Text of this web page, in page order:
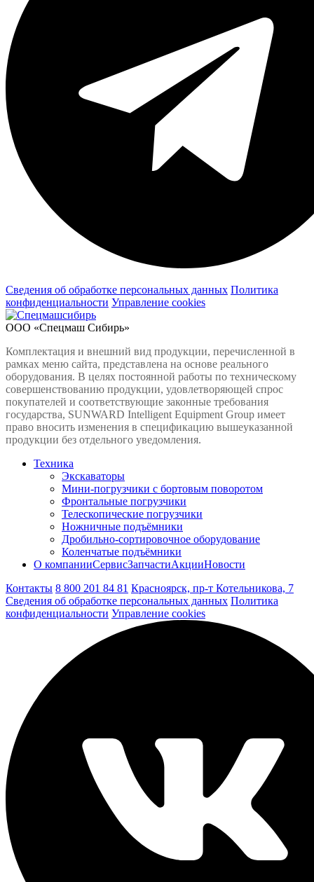
Сведения об обработке персональных данных Политика
конфиденциальности Управление cookies
ООО «Спецмаш Сибирь»
Комплектация и внешний вид продукции, перечисленной в
рамках меню сайта, представлена на основе реального
оборудования. В целях постоянной работы по техническому
совершенствованию продукции, удовлетворяющей спрос
покупателей и соответствующие законные требования
государства, SUNWARD Intelligent Equipment Group имеет
право вносить изменения в спецификацию вышеуказанной
продукции без отдельного уведомления.
Техника
Экскаваторы
Мини-погрузчики c бортовым поворотом
Фронтальные погрузчики
Телескопические погрузчики
Ножничные подъёмники
Дробильно-сортировочное оборудование
Коленчатые подъёмники
О компанииСервисЗапчастиАкцииНовости
Контакты 8 800 201 84 81 Красноярск, пр-т Котельникова, 7
Сведения об обработке персональных данных Политика
конфиденциальности Управление cookies